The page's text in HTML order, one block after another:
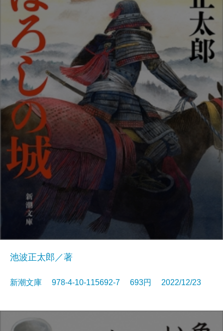
池波正太郎／著
新潮文庫 978-4-10-115692-7 693円 2022/12/23